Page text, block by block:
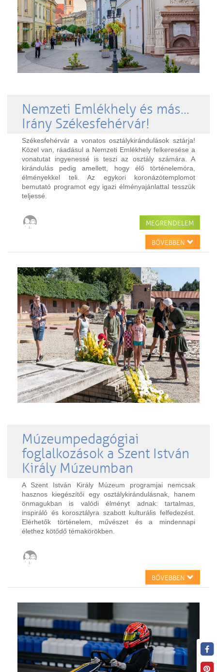
Nemzeti Emlékhely és más...
Irány Székesfehérvár!
Székesfehérvár a vonatos osztálykirándulások sztárja!
Közel van, ráadásul a Nemzeti Emlékhely felkeresése a
vonatutat ingyenessé is teszi az osztály számára. A
kirándulás pedig amellett, hogy élő történelemóra,
élményekkel teli. Az egykori koronázótemplomot
bemutató programot egy igazi élményajánlattal tesszük
teljessé.
MEGRENDELEM
BŐVEBBEN
Múzeumpedagógiai
foglalkozások a Szent István
Király Múzeumban
A Szent István Király Múzeum programjai nemcsak
hasznos kiegészítői egy osztálykirándulásnak, hanem
önmagukban is valódi élményt adnak: tartalmas,
inspiráló és korosztályra szabott kulturális felfedezést.
Elérhetők történelem, művészet és a mindennapi
élethez kötődő témakörökben.
BŐVEBBEN